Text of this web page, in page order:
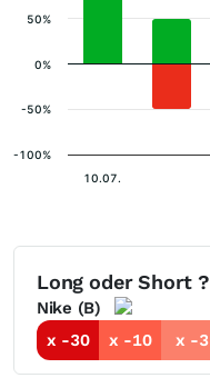
10.07.
-100%
-50%
0%
50%
Long oder Short ?
Nike (B)
x -30
x -10 x -3